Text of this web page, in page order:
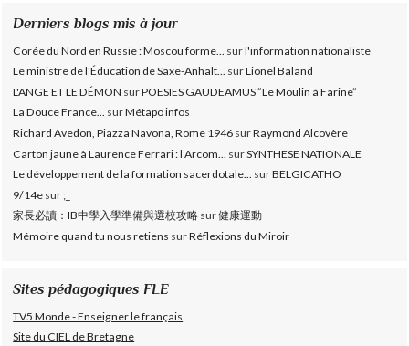
Derniers blogs mis à jour
Corée du Nord en Russie : Moscou forme... surl'information nationaliste
Le ministre de l'Éducation de Saxe-Anhalt... surLionel Baland
L'ANGE ET LE DÉMON surPOESIES GAUDEAMUS ”Le Moulin à Farine”
La Douce France... surMétapo infos
Richard Avedon, Piazza Navona, Rome 1946 surRaymond Alcovère
Carton jaune à Laurence Ferrari : l’Arcom...
surSYNTHESE NATIONALE
Le développement de la formation sacerdotale... surBELGICATHO
9/14e sur;_
家長必讀：IB中學入學準備與選校攻略 sur健康運動
Mémoire quand tu nous retiens surRéflexions du Miroir
Sites pédagogiques FLE
TV5 Monde - Enseigner le français
Site du CIEL de Bretagne